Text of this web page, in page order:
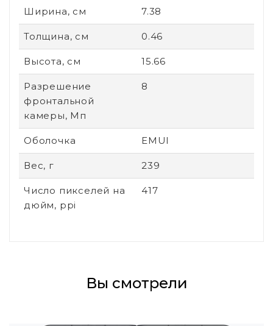
Ширина, см 7.38
Толщина, см 0.46
Высота, см 15.66
Разрешение
фронтальной
камеры, Мп
8
Оболочка EMUI
Вес, г 239
Число пикселей на
дюйм, ppi
417
Вы смотрели